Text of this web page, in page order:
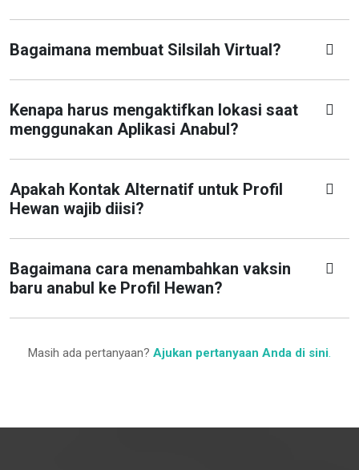
Bagaimana membuat Silsilah Virtual?
Kenapa harus mengaktifkan lokasi saat
menggunakan Aplikasi Anabul?
Apakah Kontak Alternatif untuk Profil
Hewan wajib diisi?
Bagaimana cara menambahkan vaksin
baru anabul ke Profil Hewan?
Masih ada pertanyaan? Ajukan pertanyaan Anda di sini.